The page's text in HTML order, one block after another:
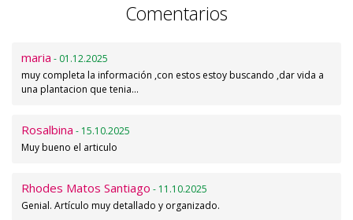
Comentarios
maria - 01.12.2025
muy completa la información ,con estos estoy buscando ,dar vida a
una plantacion que tenia…
Rosalbina - 15.10.2025
Muy bueno el articulo
Rhodes Matos Santiago - 11.10.2025
Genial. Artículo muy detallado y organizado.